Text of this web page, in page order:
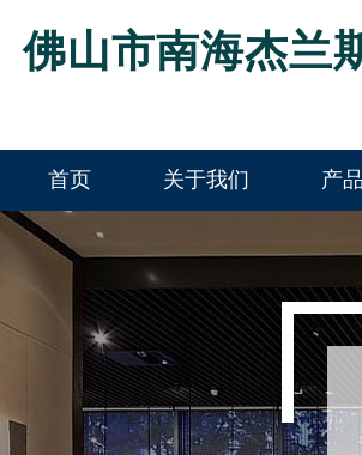
佛山市南海杰兰
首页 关于我们 产